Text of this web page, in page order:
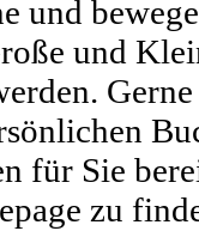
und
und
für Sie
zu